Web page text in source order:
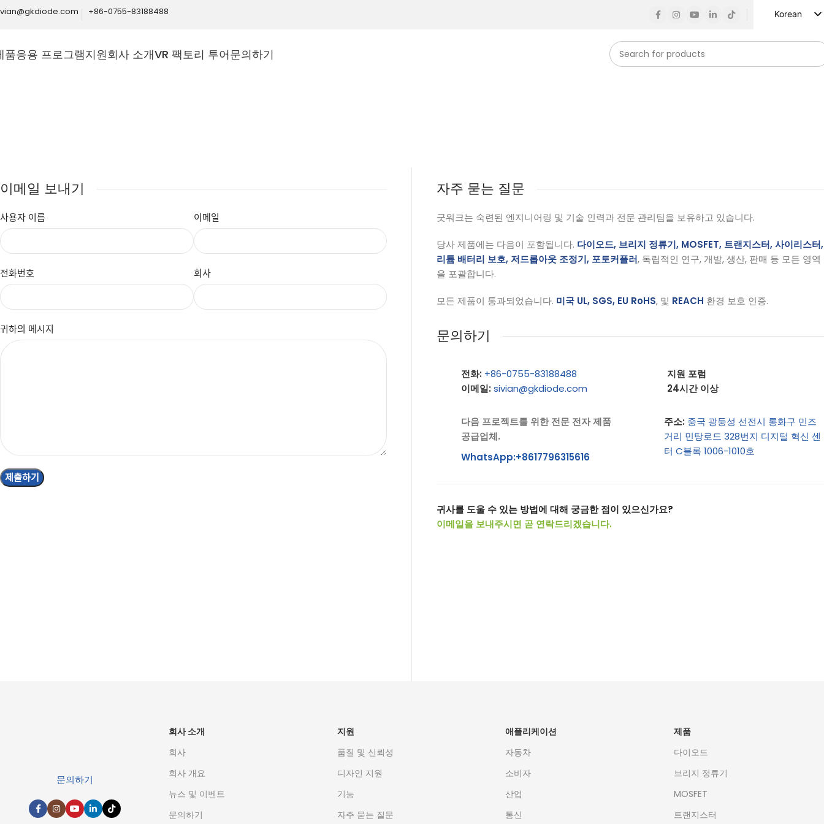
+86-0755-83188488
Korean
품응용 프로그램지원회사 소개VR 팩토리 투어문의하기
이메일 보내기
사용자 이름 이메일
전화번호 회사
귀하의 메시지
자주 묻는 질문
굿워크는 숙련된 엔지니어링 및 기술 인력과 전문 관리팀을 보유하고 있습니다.
당사 제품에는 다음이 포함됩니다. 다이오드, 브리지 정류기, MOSFET, 트랜지스터, 사이리스터,
리튬 배터리 보호, 저드롭아웃 조정기, 포토커플러, 독립적인 연구, 개발, 생산, 판매 등 모든 영역
을 포괄합니다.
모든 제품이 통과되었습니다. 미국 UL, SGS, EU RoHS, 및 REACH 환경 보호 인증.
문의하기
전화: +86-0755-83188488
이메일: sivian@gkdiode.com
다음 프로젝트를 위한 전문 전자 제품
공급업체.
WhatsApp:+8617796315616
지원 포럼
24시간 이상
주소: 중국 광둥성 선전시 롱화구 민즈
거리 민탕로드 328번지 디지털 혁신 센
터 C블록 1006-1010호
귀사를 도울 수 있는 방법에 대해 궁금한 점이 있으신가요?
이메일을 보내주시면 곧 연락드리겠습니다.
문의하기
회사 소개
회사
회사 개요
뉴스 및 이벤트
문의하기
지원
품질 및 신뢰성
디자인 지원
기능
자주 묻는 질문
애플리케이션
자동차
소비자
산업
통신
제품
다이오드
브리지 정류기
MOSFET
트랜지스터